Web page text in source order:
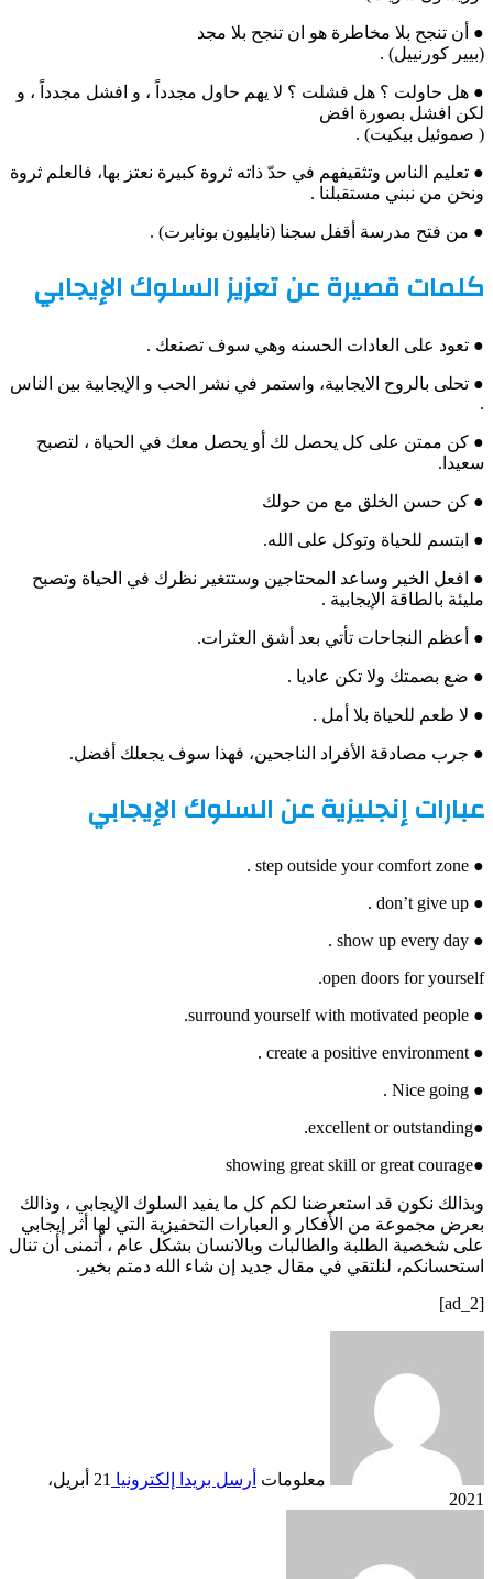
● أن تنجح بلا مخاطرة هو ان تنجح بلا مجد
(بيير كورنييل) .
● هل حاولت ؟ هل فشلت ؟ لا يهم حاول مجدداً ، و افشل مجدداً ، و
لكن افشل بصورة افض
( صموئيل بيكيت) .
● تعليم الناس وتثقيفهم في حدّ ذاته ثروة كبيرة نعتز بها، فالعلم ثروة
ونحن من نبني مستقبلنا .
● من فتح مدرسة أقفل سجنا (نابليون بونابرت) .
كلمات قصيرة عن تعزيز السلوك الإيجابي
● تعود على العادات الحسنه وهي سوف تصنعك .
● تحلى بالروح الايجابية، واستمر في نشر الحب و الإيجابية بين الناس
.
● كن ممتن على كل يحصل لك أو يحصل معك في الحياة ، لتصبح
سعيدا.
● كن حسن الخلق مع من حولك
● ابتسم للحياة وتوكل على الله.
● افعل الخير وساعد المحتاجين وستتغير نظرك في الحياة وتصبح
مليئة بالطاقة الإيجابية .
● أعظم النجاحات تأتي بعد أشق العثرات.
● ضع بصمتك ولا تكن عاديا .
● لا طعم للحياة بلا أمل .
● جرب مصادقة الأفراد الناجحين، فهذا سوف يجعلك أفضل.
عبارات إنجليزية عن السلوك الإيجابي
● step outside your comfort zone .
● don’t give up .
● show up every day .
open doors for yourself.
● surround yourself with motivated people.
● create a positive environment .
● Nice going .
●excellent or outstanding.
●showing great skill or great courage
وبذالك نكون قد استعرضنا لكم كل ما يفيد السلوك الإيجابي ، وذالك
بعرض مجموعة من الأفكار و العبارات التحفيزية التي لها أثر إيجابي
على شخصية الطلبة والطالبات وبالانسان بشكل عام ، أتمنى أن تنال
استحسانكم، لنلتقي في مقال جديد إن شاء الله دمتم بخير.
[ad_2]
معلومات أرسل بريدا إلكترونيا
21 أبريل،
2021